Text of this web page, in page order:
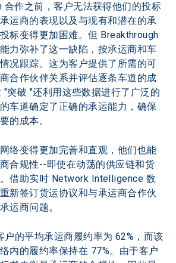
合作之前，客户无法获得他们的投标
运商的表现以及与现有和潜在的承
标变得更加困难。但 Breakthrough
力弥补了这一缺陷，按承运商和车
况跟踪。这为客户提供了所需的可
合作伙伴关系并评估逐条车道的成
"突破 "还利用这些数据进行了广泛的
车道确定了正确的承运能力，确保
的成本。
络变得更加完善和直观，他们也能
合规性--即使在动荡的供应链和货
借助实时 Network Intelligence 数
新签订货运协议和与承运商合作伙
运商问题。
户的平均承运商履约率为 62%，而该
内的履约率保持在 77%。由于客户